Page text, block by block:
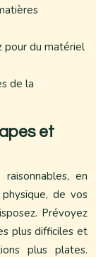
pour du matériel
de la
et
en
de vos
Prévoyez
plus difficiles et
plus plates.